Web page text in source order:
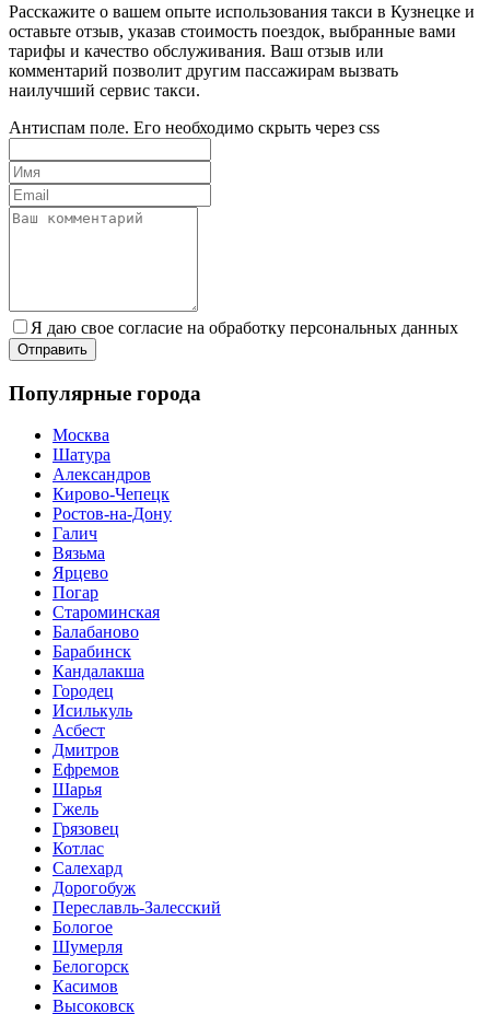
Расскажите о вашем опыте использования такси в Кузнецке и
оставьте отзыв, указав стоимость поездок, выбранные вами
тарифы и качество обслуживания. Ваш отзыв или
комментарий позволит другим пассажирам вызвать
наилучший сервис такси.
Антиспам поле. Его необходимо скрыть через css
Я даю свое согласие на обработку персональных данных
Популярные города
Москва
Шатура
Александров
Кирово-Чепецк
Ростов-на-Дону
Галич
Вязьма
Ярцево
Погар
Староминская
Балабаново
Барабинск
Кандалакша
Городец
Исилькуль
Асбест
Дмитров
Ефремов
Шарья
Гжель
Грязовец
Котлас
Салехард
Дорогобуж
Переславль-Залесский
Бологое
Шумерля
Белогорск
Касимов
Высоковск